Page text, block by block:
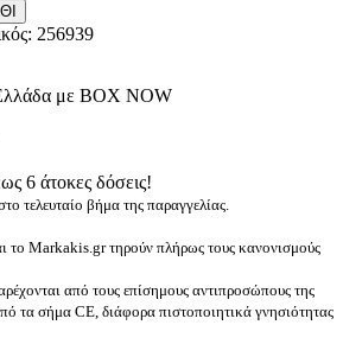
256939
με BOX NOW
6 άτοκες δόσεις!
τελευταίο βήμα της παραγγελίας.
Markakis.gr τηρούν πλήρως τους κανονισμούς
από τους επίσημους αντιπροσώπους της
τα σήμα CE, διάφορα πιστοποιητικά γνησιότητας